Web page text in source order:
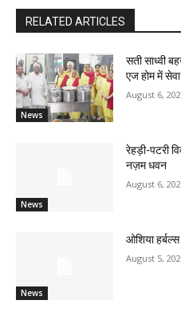
RELATED ARTICLES
News
सती साध्वी
एज होम में सेवा
August 6,
News
रेहड़ी-पटरी
नज़म धवन
August 6,
News
ओशिया
August 5,